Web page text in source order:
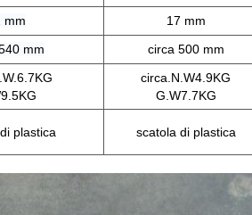
mm 17 mm
mm circa 500 mm
circa.N.W4.9KG
G.W7.7KG
plastica scatola di plastica